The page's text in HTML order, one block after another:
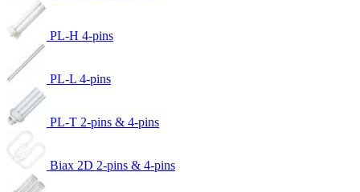
PL-H 4-pins
PL-L 4-pins
PL-T 2-pins & 4-pins
Biax 2D 2-pins & 4-pins